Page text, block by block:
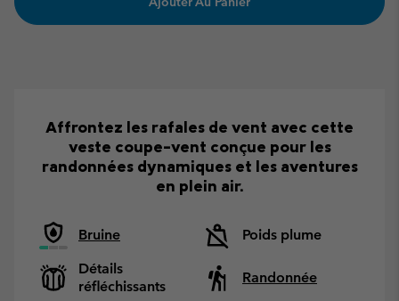
Affrontez les rafales de vent avec cette
veste coupe-vent conçue pour les
randonnées dynamiques et les aventures
en plein air.
Bruine
Poids plume
Détails
réfléchissants
Randonnée